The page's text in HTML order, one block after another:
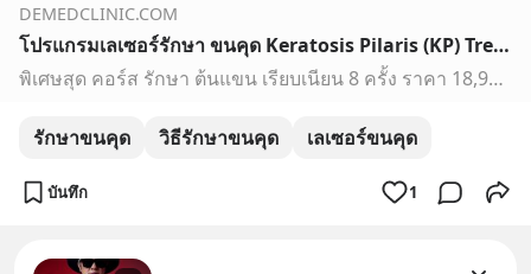
DEMEDCLINIC.COM
โปรแกรมเลเซอร์รักษา ขนคุด Keratosis Pilaris (KP) Treatment Program by De Med Clinic ผิวเรียบเนียนสวย ลดผิวขรุขระคล้ายหนังไก่ ลดอาการคันรอยดำ - demedclinic
พิเศษสุด คอร์ส รักษา ต้นแขน เรียบเนียน 8 ครั้ง ราคา 18,900 บาท ดูแลครบทั้ง #เลเซอร์ #ทรีตเม้นต์ #peeling ยาทา ครีมบำรุงผิว
รักษาขนคุด วิธีรักษาขนคุด เลเซอร์ขนคุด
บันทึก 1